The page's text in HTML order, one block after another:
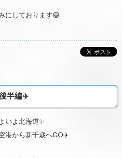
にしております😆
半編✈️
いよ北海道✨
港から新千歳へGO✈️